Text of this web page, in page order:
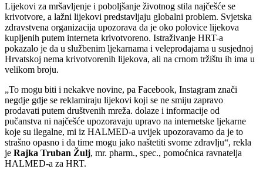
Lijekovi za mršavljenje i poboljšanje životnog stila najčešće se
krivotvore, a lažni lijekovi predstavljaju globalni problem. Svjetska
zdravstvena organizacija upozorava da je oko polovice lijekova
kupljenih putem interneta krivotvoreno. Istraživanje HRT-a
pokazalo je da u službenim ljekarnama i veleprodajama u susjednoj
Hrvatskoj nema krivotvorenih lijekova, ali na crnom tržištu ih ima u
velikom broju.
To mogu biti i nekakve novine, pa Facebook, Instagram znači
negdje gdje se reklamiraju lijekovi koji se ne smiju zapravo
prodavati putem društvenih mreža. dolaze i informacije od
pučanstva ni najčešće upozoravaju upravo na internetske ljekarne
koje su ilegalne, mi iz HALMED-a uvijek upozoravamo da je to
strašno opasno i da time mogu jako naštetiti svome zdravlju , rekla
je Rajka Truban Žulj, mr. pharm., spec., pomoćnica ravnatelja
HALMED-a za HRT.